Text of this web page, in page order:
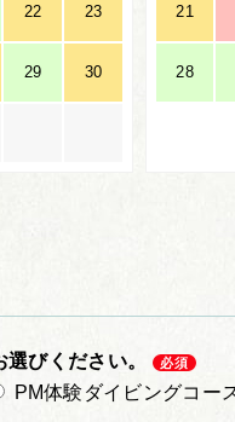
22 23
29 30
21
28
びください。 必須
PM体験ダイビングコー